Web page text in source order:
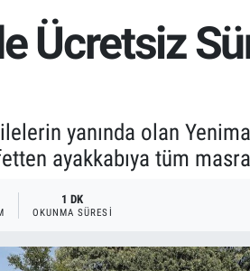
Ücretsiz
yanında olan
ayakkabıya tüm
1 DK
OKUNMA SÜRESI